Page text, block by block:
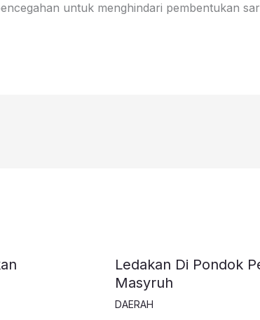
untuk menghindari pembentukan
Ledakan Di Pondok
Masyruh
DAERAH